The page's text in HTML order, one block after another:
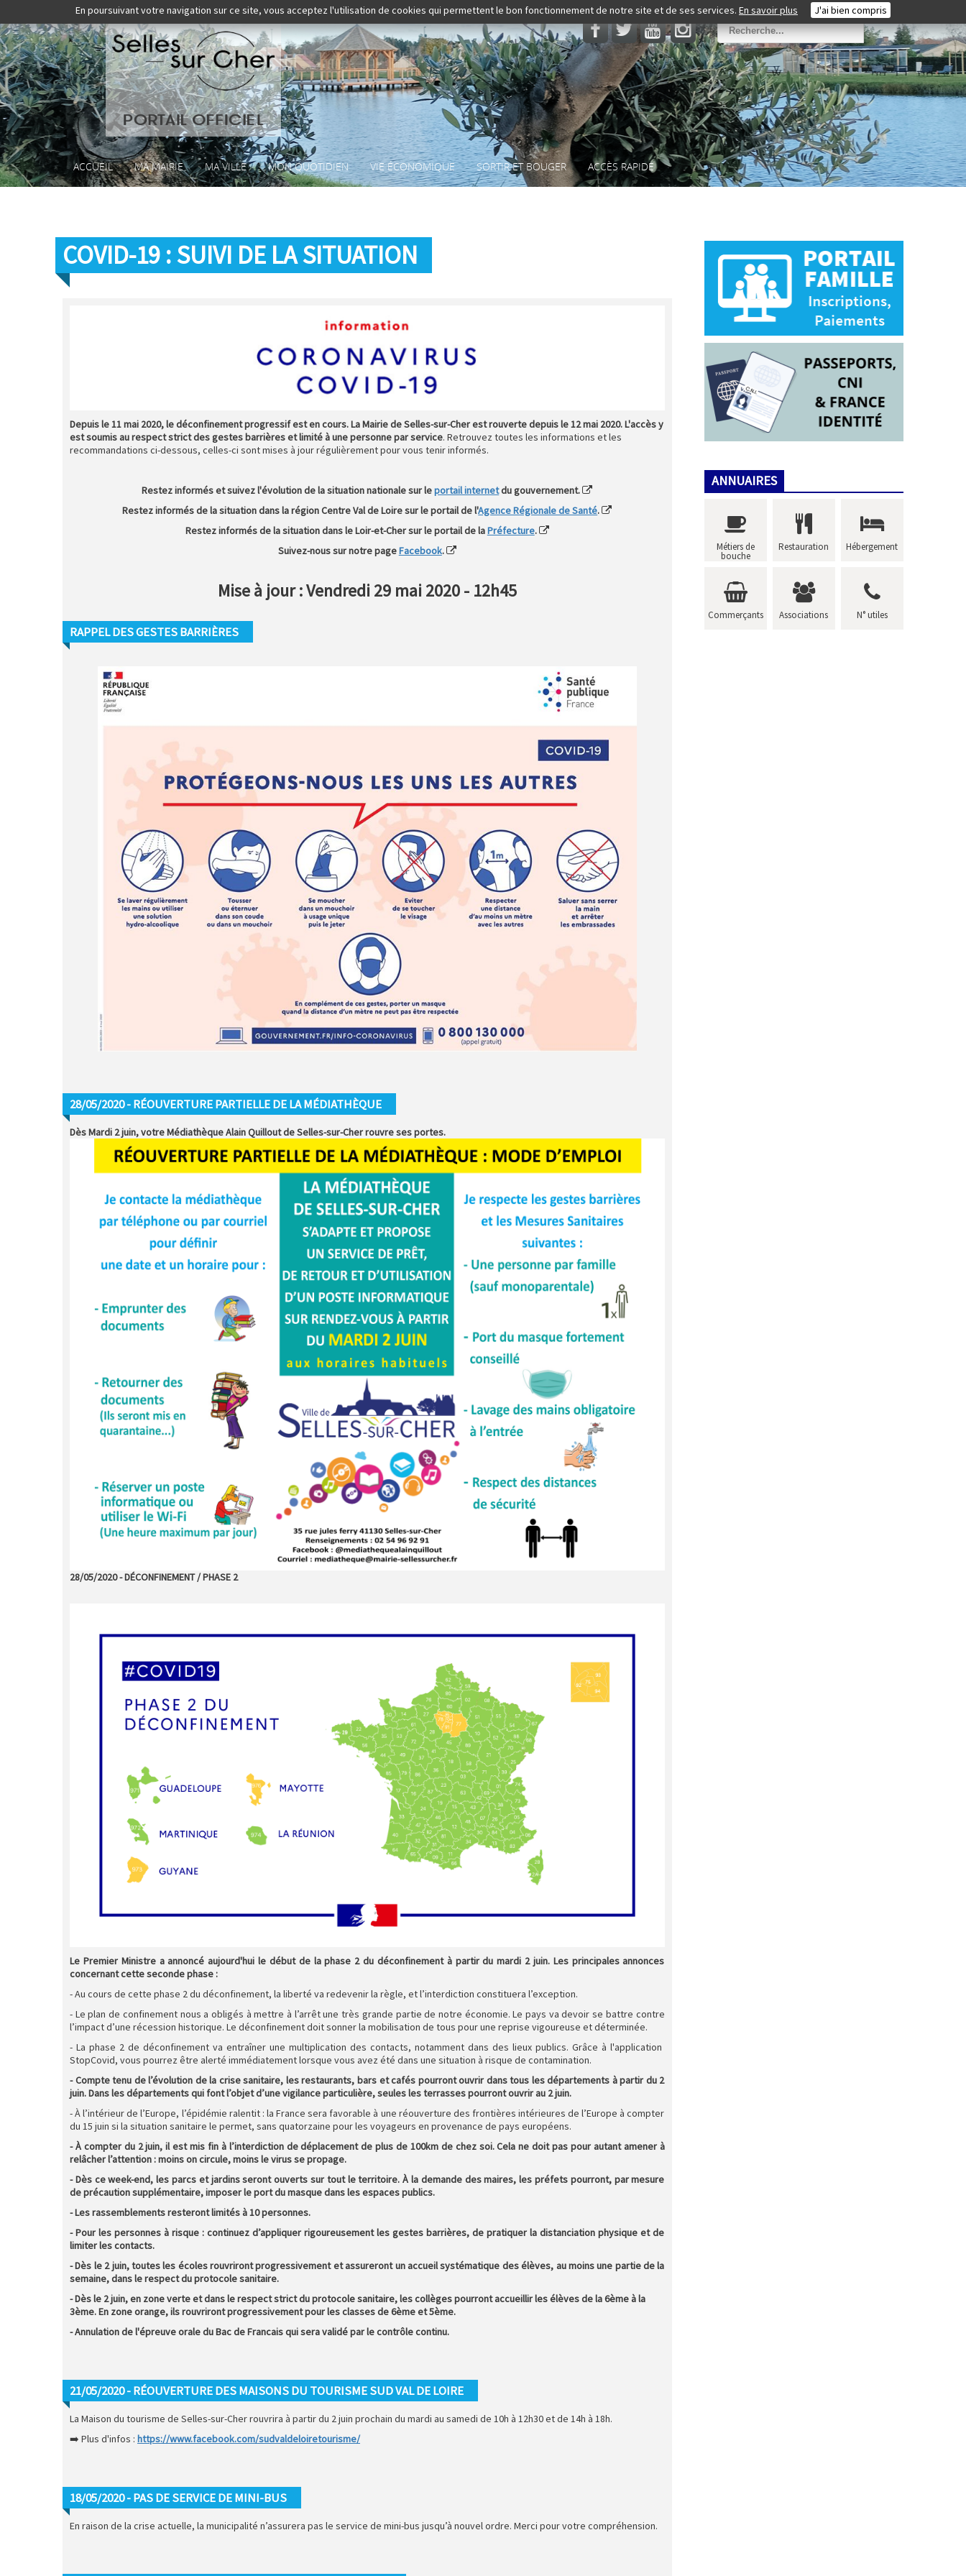
Rechercher
ACCUEIL MA MAIRIE MA VILLE MON QUOTIDIEN VIE ÉCONOMIQUE SORTIR ET BOUGER ACCÈS RAPIDE
COVID-19 : SUIVI DE LA SITUATION
Depuis le 11 mai 2020, le déconfinement progressif est en cours. La Mairie de Selles-sur-Cher est rouverte depuis le 12 mai 2020. L'accès y
est soumis au respect strict des gestes barrières et limité à une personne par service. Retrouvez toutes les informations et les
recommandations ci-dessous, celles-ci sont mises à jour régulièrement pour vous tenir informés.
Restez informés et suivez l'évolution de la situation nationale sur leportail internetdu gouvernement.
Restez informés de la situation dans la région Centre Val de Loire sur le portail de l'Agence Régionale de Santé.
Restez informés de la situation dans le Loir-et-Cher sur le portail de laPréfecture.
Suivez-nous sur notre pageFacebook.
Mise à jour : Vendredi 29mai 2020 - 12h45
RAPPEL DES GESTES BARRIÈRES
28/05/2020 - RÉOUVERTURE PARTIELLE DE LA MÉDIATHÈQUE
Dès Mardi 2 juin, votre Médiathèque Alain Quillout de Selles-sur-Cher rouvre ses portes.
28/05/2020 - DÉCONFINEMENT / PHASE 2
Le Premier Ministre a annoncé aujourd'hui le début de la phase 2 du déconfinement à partir du mardi 2 juin. Les principales annonces
concernant cette seconde phase :
- Au cours de cette phase 2 du déconfinement, la liberté va redevenir la règle, et l’interdiction constituera l’exception.
- Le plan de confinement nous a obligés à mettre à l’arrêt une très grande partie de notre économie. Le pays va devoir se battre contre
l’impact d’une récession historique. Le déconfinement doit sonner la mobilisation de tous pour une reprise vigoureuse et déterminée.
- La phase 2 de déconfinement va entraîner une multiplication des contacts, notamment dans des lieux publics. Grâce à l'application
StopCovid, vous pourrez être alerté immédiatement lorsque vous avez été dans une situation à risque de contamination.
- Compte tenu de l’évolution de la crise sanitaire, les restaurants, bars et cafés pourront ouvrir dans tous les départements à partir du 2
juin. Dans les départements qui font l’objet d’une vigilance particulière, seules les terrasses pourront ouvrir au 2 juin.
- À l’intérieur de l’Europe, l’épidémie ralentit : la France sera favorable à une réouverture des frontières intérieures de l’Europe à compter
du 15 juin si la situation sanitaire le permet, sans quatorzaine pour les voyageurs en provenance de pays européens.
- À compter du 2 juin, il est mis fin à l’interdiction de déplacement de plus de 100km de chez soi. Cela ne doit pas pour autant amener à
relâcher l’attention : moins on circule, moins le virus se propage.
- Dès ce week-end, les parcs et jardins seront ouverts sur tout le territoire. À la demande des maires, les préfets pourront, par mesure
de précaution supplémentaire, imposer le port du masque dans les espaces publics.
- Les rassemblements resteront limités à 10 personnes.
- Pour les personnes à risque : continuez d’appliquer rigoureusement les gestes barrières, de pratiquer la distanciation physique et de
limiter les contacts.
- Dès le 2 juin, toutes les écoles rouvriront progressivement et assureront un accueil systématique des élèves, au moins une partie de la
semaine, dans le respect du protocole sanitaire.
- Dès le 2 juin, en zone verte et dans le respect strict du protocole sanitaire, les collèges pourront accueillir les élèves de la 6ème à la
3ème. En zone orange, ils rouvriront progressivement pour les classes de 6ème et 5ème.
- Annulation de l'épreuve orale du Bac de Francais qui sera validé par le contrôle continu.
21/05/2020 - RÉOUVERTURE DES MAISONS DU TOURISME SUD VAL DE LOIRE
La Maison du tourisme de Selles-sur-Cher rouvrira à partir du 2 juin prochain du mardi au samedi de 10h à 12h30 et de 14h à 18h.
➡️ Plus d'infos : https://www.facebook.com/sudvaldeloiretourisme/
18/05/2020 - PAS DE SERVICE DE MINI-BUS
En raison de la crise actuelle, la municipalité n’assurera pas le service de mini-bus jusqu’à nouvel ordre. Merci pour votre compréhension.
ANNUAIRES
Métiers de
bouche
Restauration Hébergement
Commerçants Associations N° utiles
En poursuivant votre navigation sur ce site, vous acceptez l'utilisation de cookies qui permettent le bon fonctionnement de notre site et de ses services. En savoir plus J'ai bien compris